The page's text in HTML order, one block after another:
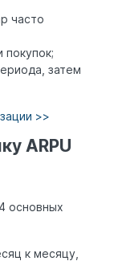
часто
покупок;
затем
>>
ARPU
основных
к месяцу,